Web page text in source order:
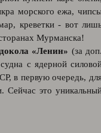
морского ежа,
креветки - вот
Мурманска!
«Ленин» (за
с ядерной
в первую очередь,
Сейчас это